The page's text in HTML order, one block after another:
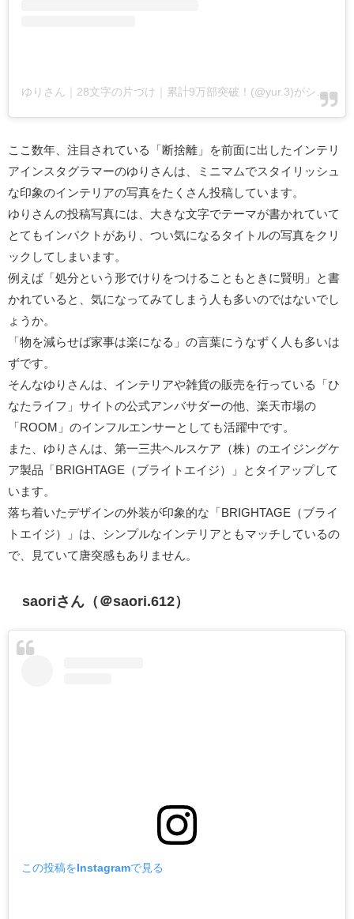
ゆりさん｜28文字の片づけ｜累計9万部突破！(@yur.3)がシェアした投稿
ここ数年、注目されている「断捨離」を前面に出したインテリ
アインスタグラマーのゆりさんは、ミニマムでスタイリッシュ
な印象のインテリアの写真をたくさん投稿しています。
ゆりさんの投稿写真には、大きな文字でテーマが書かれていて
とてもインパクトがあり、つい気になるタイトルの写真をクリ
ックしてしまいます。
例えば「処分という形でけりをつけることもときに賢明」と書
かれていると、気になってみてしまう人も多いのではないでし
ょうか。
「物を減らせば家事は楽になる」の言葉にうなずく人も多いは
ずです。
そんなゆりさんは、インテリアや雑貨の販売を行っている「ひ
なたライフ」サイトの公式アンバサダーの他、楽天市場の
「ROOM」のインフルエンサーとしても活躍中です。
また、ゆりさんは、第一三共ヘルスケア（株）のエイジングケ
ア製品「BRIGHTAGE（ブライトエイジ）」とタイアップして
います。
落ち着いたデザインの外装が印象的な「BRIGHTAGE（ブライ
トエイジ）」は、シンプルなインテリアともマッチしているの
で、見ていて唐突感もありません。
saoriさん（＠saori.612）
この投稿をInstagramで見る